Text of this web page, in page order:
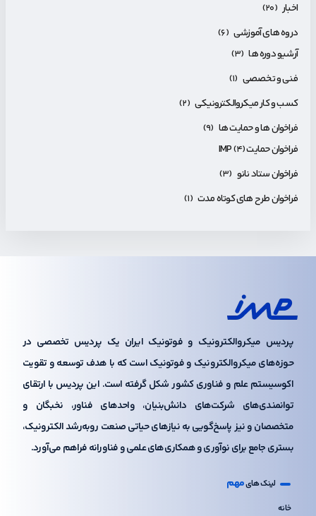
اخبار (۲۰)
دروه های آموزشی (۶)
آرشیو دوره ها (۳)
فنی و تخصصی (۱)
کسب و کار میکروالکترونیکی (۲)
فراخوان ها و حمایت ها (۹)
فراخوان حمایت IMP(۴)
فراخوان ستاد نانو (۳)
فراخوان طرح های کوتاه مدت (۱)
پردیس میکروالکترونیک و فوتونیک ایران یک پردیس تخصصی در
حوزه‌های میکروالکترونیک و فوتونیک است که با هدف توسعه و تقویت
اکوسیستم علم و فناوری کشور شکل گرفته است. این پردیس با ارتقای
توانمندی‌های شرکت‌های دانش‌بنیان، واحدهای فناور، نخبگان و
متخصصان و نیز پاسخ‌گویی به نیازهای حیاتی صنعت رو‌به‌رشد الکترونیک،
بستری جامع برای نوآوری و همکاری‌های علمی و فناورانه فراهم می‌آورد.
لینک هایمهم
خانه